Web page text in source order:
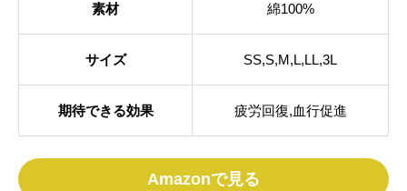
素材 綿100%
サイズ SS,S,M,L,LL,3L
期待できる効果 疲労回復,血行促進
Amazonで見る